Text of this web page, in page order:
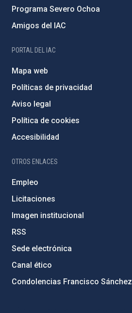
Programa Severo Ochoa
Amigos del IAC
PORTAL DEL IAC
Mapa web
Políticas de privacidad
Aviso legal
Política de cookies
Accesibilidad
OTROS ENLACES
Empleo
Licitaciones
Imagen institucional
RSS
Sede electrónica
Canal ético
Condolencias Francisco Sánchez